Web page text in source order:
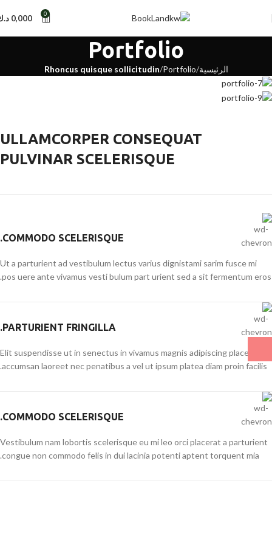
0
0,000
Portfolio
الرئيسية Portfolio
Rhoncus quisque sollicitudin
ULLAMCORPER CONSEQUAT
PULVINAR SCELERISQUE
COMMODO SCELERISQUE.
Ut a parturient ad vestibulum lectus varius dignistami sarim fusce mi
pos uere ante vivamus vesti bulum part urient sed a sit fermentum eros.
PARTURIENT FRINGILLA.
Elit suspendisse ut in senectus in vivamus magnis adipiscing placerat
accumsan laoreet nec penatibus a vel ut ipsum platea diam proin facilis.
COMMODO SCELERISQUE.
Vestibulum nam lobortis scelerisque eu mi leo orci placerat a parturient
congue non commodo felis in dui lacinia potenti aptent torquent mia.